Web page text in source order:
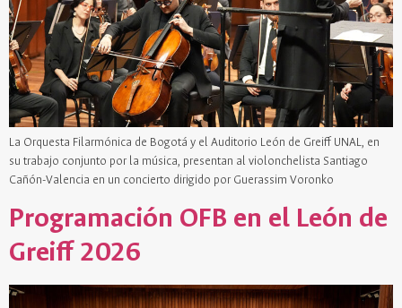
La Orquesta Filarmónica de Bogotá y el Auditorio León de Greiff UNAL, en
su trabajo conjunto por la música, presentan al violonchelista Santiago
Cañón-Valencia en un concierto dirigido por Guerassim Voronko
Programación OFB en el León de
Greiff 2026